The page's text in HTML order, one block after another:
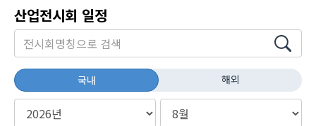
산업전시회 일정
국내 해외